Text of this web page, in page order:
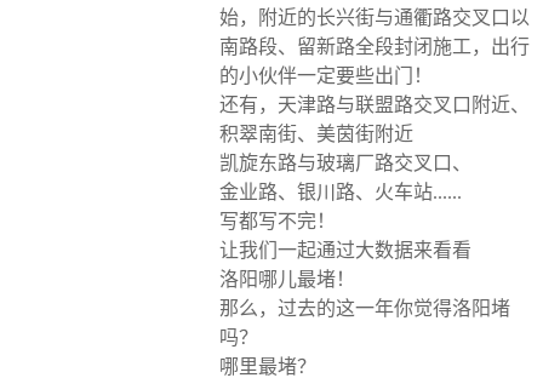
始，附近的长兴街与通衢路交叉口以
南路段、留新路全段封闭施工，出行
的小伙伴一定要些出门！
还有，天津路与联盟路交叉口附近、
积翠南街、美茵街附近
凯旋东路与玻璃厂路交叉口、
金业路、银川路、火车站......
写都写不完！
让我们一起通过大数据来看看
洛阳哪儿最堵！
那么，过去的这一年你觉得洛阳堵
吗？
哪里最堵？